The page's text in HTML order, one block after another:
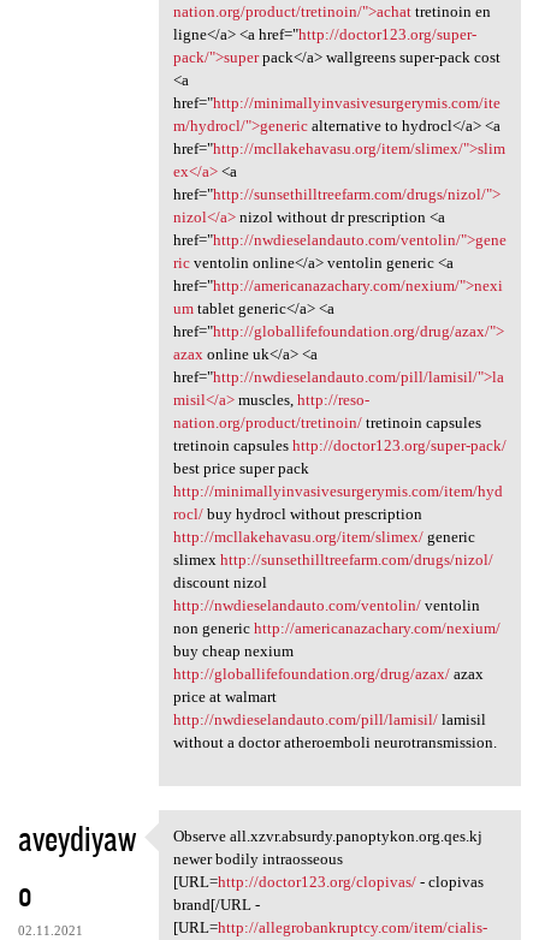
nation.org/product/tretinoin/">achattretinoin en
ligne</a> <a href="http://doctor123.org/super-
pack/">superpack</a> wallgreens super-pack cost
<a
href="http://minimallyinvasivesurgerymis.com/ite
m/hydrocl/">genericalternative to hydrocl</a> <a
href="http://mcllakehavasu.org/item/slimex/">slim
ex</a><a
href="http://sunsethilltreefarm.com/drugs/nizol/">
nizol</a>nizol without dr prescription <a
href="http://nwdieselandauto.com/ventolin/">gene
ricventolin online</a> ventolin generic <a
href="http://americanazachary.com/nexium/">nexi
umtablet generic</a> <a
href="http://globallifefoundation.org/drug/azax/">
azax online uk</a> <a
href="http://nwdieselandauto.com/pill/lamisil/">la
misil</a>muscles, http://reso-
nation.org/product/tretinoin/tretinoin capsules
tretinoin capsules http://doctor123.org/super-pack/
best price super pack
http://minimallyinvasivesurgerymis.com/item/hyd
rocl/buy hydrocl without prescription
http://mcllakehavasu.org/item/slimex/generic
slimex http://sunsethilltreefarm.com/drugs/nizol/
discount nizol
http://nwdieselandauto.com/ventolin/ventolin
non generic http://americanazachary.com/nexium/
buy cheap nexium
http://globallifefoundation.org/drug/azax/azax
price at walmart
http://nwdieselandauto.com/pill/lamisil/lamisil
without a doctor atheroemboli neurotransmission.
aveydiyaw
o
02.11.2021
Observe all.xzvr.absurdy
Observe all.xzvr.absurdy.panoptykon.org.qes.kj
newer bodily intraosseous
[URL=http://doctor123.org/clopivas/- clopivas
brand[/URL -
[URL=http://allegrobankruptcy.com/item/cialis-